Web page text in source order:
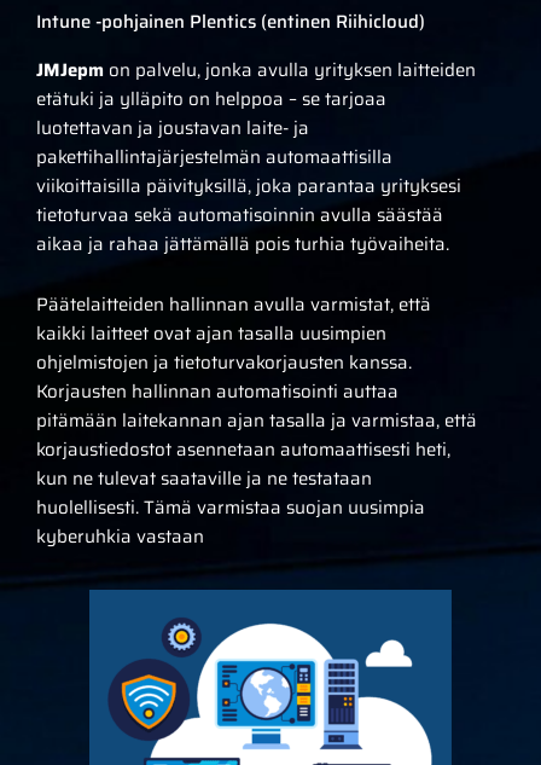
Intune -pohjainen Plentics (entinen Riihicloud)
JMJepm on palvelu, jonka avulla yrityksen laitteiden
etätuki ja ylläpito on helppoa – se tarjoaa
luotettavan ja joustavan laite- ja
pakettihallintajärjestelmän automaattisilla
viikoittaisilla päivityksillä, joka parantaa yrityksesi
tietoturvaa sekä automatisoinnin avulla säästää
aikaa ja rahaa jättämällä pois turhia työvaiheita.
Päätelaitteiden hallinnan avulla varmistat, että
kaikki laitteet ovat ajan tasalla uusimpien
ohjelmistojen ja tietoturvakorjausten kanssa.
Korjausten hallinnan automatisointi auttaa
pitämään laitekannan ajan tasalla ja varmistaa, että
korjaustiedostot asennetaan automaattisesti heti,
kun ne tulevat saataville ja ne testataan
huolellisesti. Tämä varmistaa suojan uusimpia
kyberuhkia vastaan